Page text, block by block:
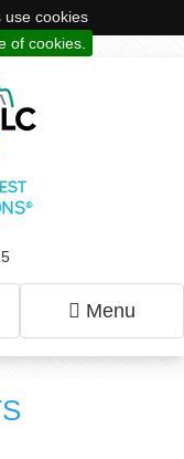
use cookies
of cookies.
Menu